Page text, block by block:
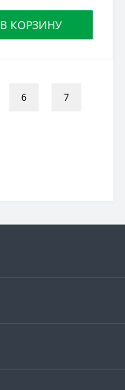
В КОРЗИНУ
6 7